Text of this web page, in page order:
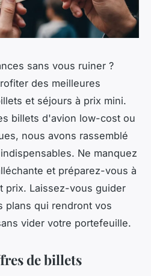
sans vous ruiner ?
des meilleures
et séjours à prix mini.
billets d'avion low-cost ou
nous avons rassemblé
Ne manquez
et préparez-vous à
prix. Laissez-vous guider
plans qui rendront vos
vider votre portefeuille.
de billets